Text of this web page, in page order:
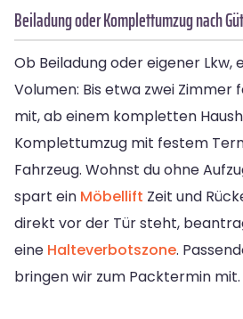
Beiladung oder Komplettumzug nach
Ob Beiladung oder eigener Lkw,
Volumen: Bis etwa zwei Zimmer
mit, ab einem kompletten
Komplettumzug mit festem
Fahrzeug. Wohnst du ohne
spart ein Möbellift Zeit und
direkt vor der Tür steht,
eine Halteverbotszone.
bringen wir zum Packtermin mit.